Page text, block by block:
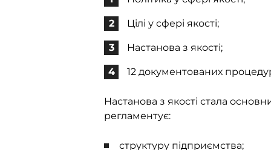
Цілі у сфері якості;
Настанова з якості;
12 документованих
Настанова з якості стала
регламентує:
структуру підприємства;